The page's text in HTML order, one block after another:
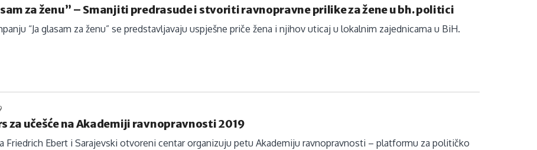
za ženu” – Smanjiti predrasude i stvoriti ravnopravne prilike za žene u bh. politici
“Ja glasam za ženu” se predstavljavaju uspješne priče žena i njihov uticaj u lokalnim zajednicama u BiH.
za učešće na Akademiji ravnopravnosti 2019
Friedrich Ebert i Sarajevski otvoreni centar organizuju petu Akademiju ravnopravnosti – platformu za političko